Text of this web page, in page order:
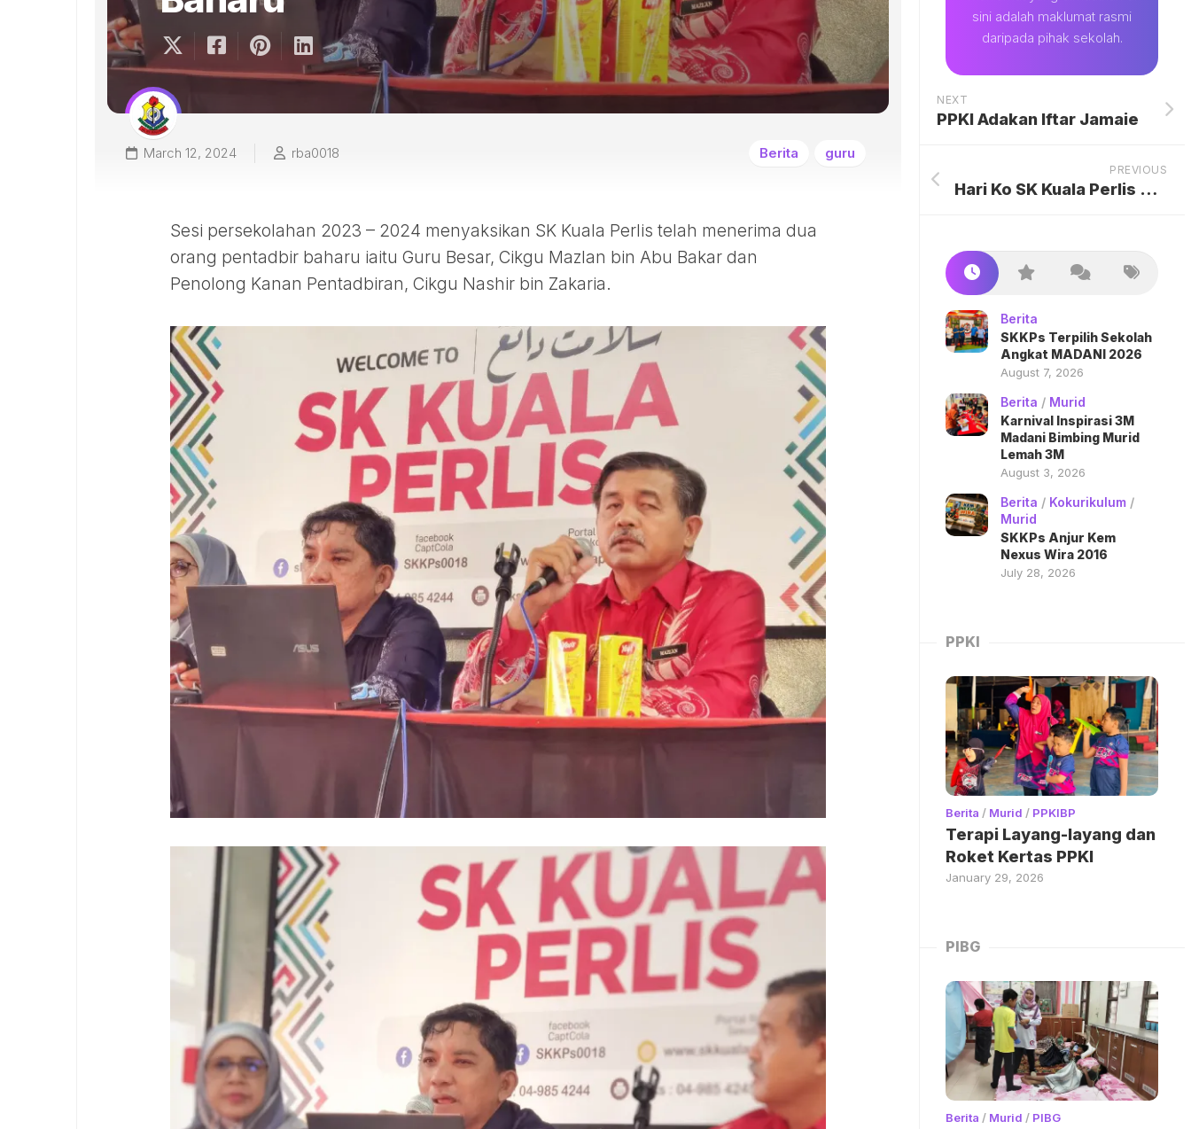
HUBUNGI
KAMI
March 12, 2024 rba0018 Berita guru
Sesi persekolahan 2023 – 2024 menyaksikan SK Kuala Perlis telah menerima dua
orang pentadbir baharu iaitu Guru Besar, Cikgu Mazlan bin Abu Bakar dan
Penolong Kanan Pentadbiran, Cikgu Nashir bin Zakaria.
sini adalah maklumat rasmi
daripada pihak sekolah.
NEXT
PPKI Adakan Iftar Jamaie
PREVIOUS
Hari Ko SK Kuala Perlis Meriah
Berita
SKKPs Terpilih Sekolah
Angkat MADANI 2026
August 7, 2026
Berita / Murid
Karnival Inspirasi 3M
Madani Bimbing Murid
Lemah 3M
August 3, 2026
Berita / Kokurikulum /
Murid
SKKPs Anjur Kem
Nexus Wira 2016
July 28, 2026
PPKI
Berita / Murid / PPKIBP
Terapi Layang-layang dan
Roket Kertas PPKI
January 29, 2026
PIBG
Berita / Murid / PIBG